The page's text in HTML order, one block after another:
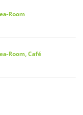
Room
Room, Café